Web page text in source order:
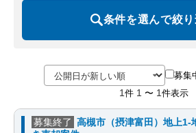
条件を選んで絞
募集
1 件 1 〜 1 件表示
募集終了 高槻市（摂津富田）地上1-